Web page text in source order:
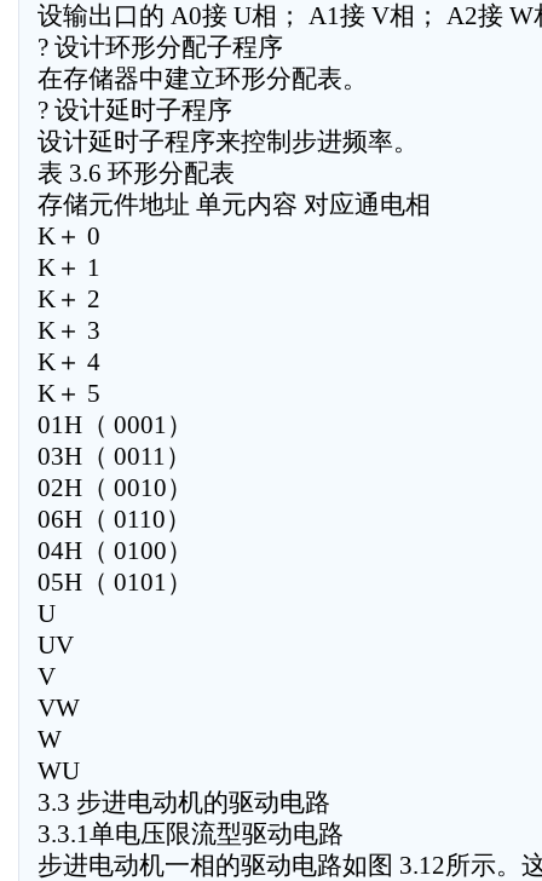
设输出口的 A0接 U相； A1接 V相； A2接 W
? 设计环形分配子程序
在存储器中建立环形分配表。
? 设计延时子程序
设计延时子程序来控制步进频率。
表 3.6 环形分配表
存储元件地址 单元内容 对应通电相
K＋ 0
K＋ 1
K＋ 2
K＋ 3
K＋ 4
K＋ 5
01H（ 0001）
03H（ 0011）
02H（ 0010）
06H（ 0110）
04H（ 0100）
05H（ 0101）
U
UV
V
VW
W
WU
3.3 步进电动机的驱动电路
3.3.1单电压限流型驱动电路
步进电动机一相的驱动电路如图 3.12所示。